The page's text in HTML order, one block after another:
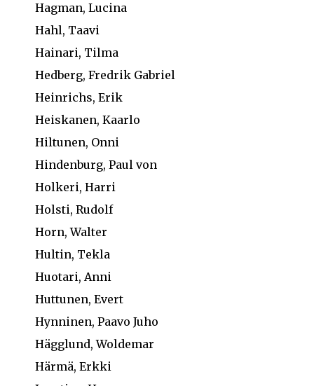
Hagman, Lucina
Hahl, Taavi
Hainari, Tilma
Hedberg, Fredrik Gabriel
Heinrichs, Erik
Heiskanen, Kaarlo
Hiltunen, Onni
Hindenburg, Paul von
Holkeri, Harri
Holsti, Rudolf
Horn, Walter
Hultin, Tekla
Huotari, Anni
Huttunen, Evert
Hynninen, Paavo Juho
Hägglund, Woldemar
Härmä, Erkki